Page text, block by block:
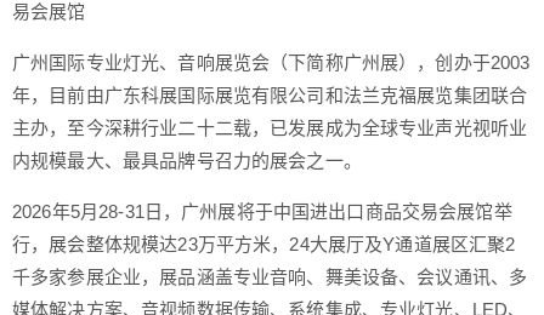
易会展馆
广州国际专业灯光、音响展览会（下简称广州展），创办于2003
年，目前由广东科展国际展览有限公司和法兰克福展览集团联合
主办，至今深耕行业二十二载，已发展成为全球专业声光视听业
内规模最大、最具品牌号召力的展会之一。
2026年5月28-31日，广州展将于中国进出口商品交易会展馆举
行，展会整体规模达23万平方米，24大展厅及Y通道展区汇聚2
千多家参展企业，展品涵盖专业音响、舞美设备、会议通讯、多
媒体解决方案、音视频数据传输、系统集成、专业灯光、LED、